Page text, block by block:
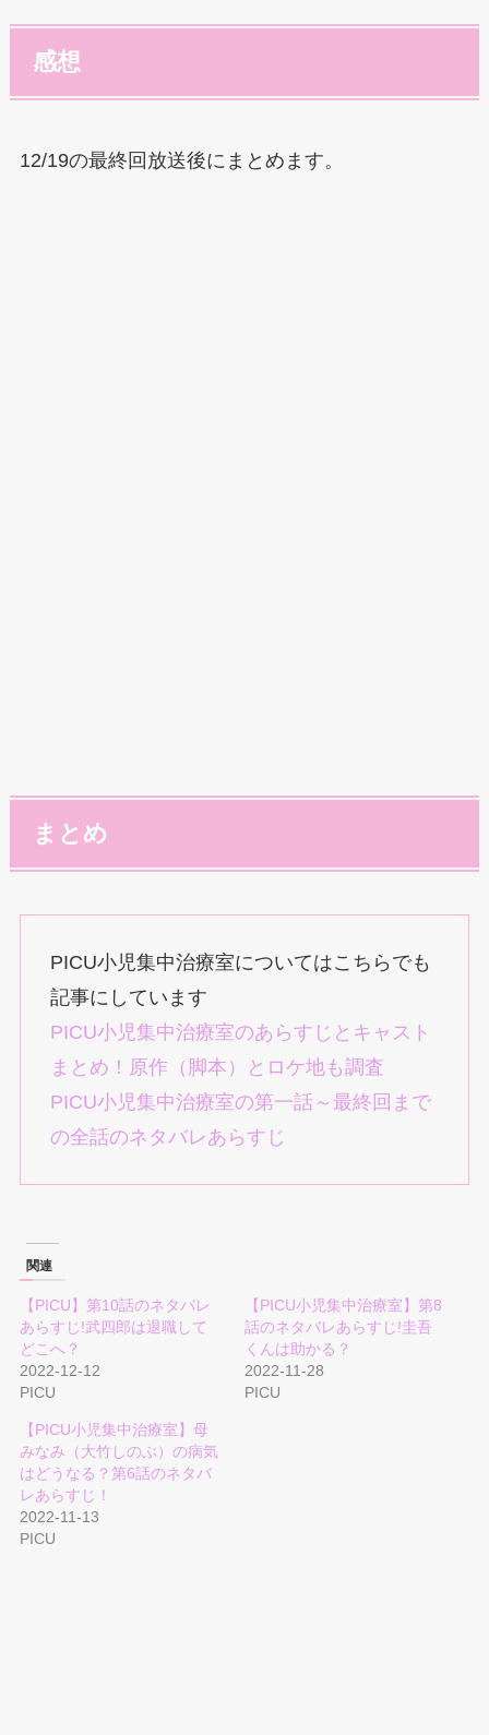
感想
12/19の最終回放送後にまとめます。
まとめ
PICU小児集中治療室についてはこちらでも
記事にしています
PICU小児集中治療室のあらすじとキャスト
まとめ！原作（脚本）とロケ地も調査
PICU小児集中治療室の第一話～最終回まで
の全話のネタバレあらすじ
関連
【PICU】第10話のネタバレ
あらすじ!武四郎は退職して
どこへ？
2022-12-12
PICU
【PICU小児集中治療室】第8
話のネタバレあらすじ!圭吾
くんは助かる？
2022-11-28
PICU
【PICU小児集中治療室】母
みなみ（大竹しのぶ）の病気
はどうなる？第6話のネタバ
レあらすじ！
2022-11-13
PICU